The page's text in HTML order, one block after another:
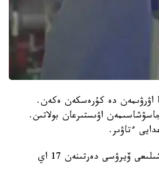
66 جاستاعى ەر ادام لەيكەميا اۋرۋىمەن دە كۇرەسكەن ەكەن.
اۋىستىرعان بولاتىن.
ءتاۋىر.
مامانداردىڭ ايتۋىنشا، ەندى ول قاننىڭ قاتەرلى ىسىگى مەن ادامنىڭ يممۋن تاپشىلىعى ۆيرۋسى دەرتىنەن 17 اي